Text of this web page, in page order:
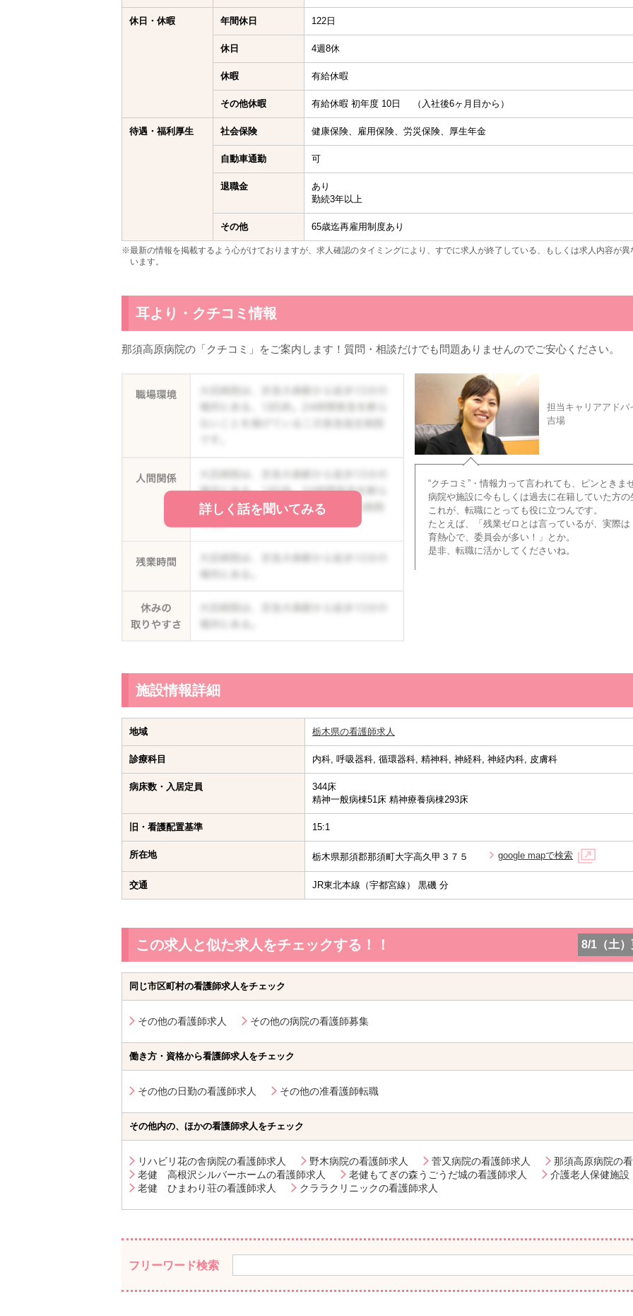
休日・休暇 年間休日 122日
休日 4週8休
休暇 有給休暇
その他休暇 有給休暇 初年度 10日 （入社後6ヶ月目から）
待遇・福利厚生 社会保険 健康保険、雇用保険、労災保険、厚生年金
自動車通勤 可
退職金
あり
勤続3年以上
その他 65歳迄再雇用制度あり
※最新の情報を掲載するよう心がけておりますが、求人確認のタイミングにより、すでに求人が終了している、もしくは求人内容が
います。
耳より・クチコミ情報
那須高原病院の「クチコミ」をご案内します！質問・相談だけでも問題ありませんのでご安心ください。
詳しく話を聞いてみる
担当キャリアアドバ
吉場
“クチコミ”・情報力って言われても、ピンときま
病院や施設に今もしくは過去に在籍していた方
これが、転職にとっても役に立つんです。
たとえば、「残業ゼロとは言っているが、実際
育熱心で、委員会が多い！」とか。
是非、転職に活かしてくださいね。
施設情報詳細
地域 栃木県の看護師求人
診療科目 内科, 呼吸器科, 循環器科, 精神科, 神経科, 神経内科, 皮膚科
病床数・入居定員
344床
精神一般病棟51床 精神療養病棟293床
旧・看護配置基準 15:1
所在地 栃木県那須郡那須町大字高久甲３７５ google mapで検索
交通 JR東北本線（宇都宮線） 黒磯 分
この求人と似た求人をチェックする！！ 8/1（土
同じ市区町村の看護師求人をチェック
その他の看護師求人 その他の病院の看護師募集
働き方・資格から看護師求人をチェック
その他の日勤の看護師求人 その他の准看護師転職
その他内の、ほかの看護師求人をチェック
リハビリ花の舎病院の看護師求人 野木病院の看護師求人 菅又病院の看護師求人
那須高原病院の
老健 高根沢シルバーホームの看護師求人
老健もてぎの森うごうだ城の看護師求人
介護老人保健施
老健 ひまわり荘の看護師求人
クララクリニックの看護師求人
フリーワード検索